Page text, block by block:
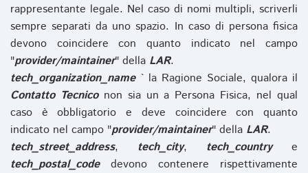
rappresentante legale. Nel caso di nomi multipli, scriverli
sempre separati da uno spazio. In caso di persona fisica
devono coincidere con quanto indicato nel campo
"provider/maintainer" della LAR.
tech_organization_name` la Ragione Sociale, qualora il
Contatto Tecniconon sia un a Persona Fisica, nel qual
caso è obbligatorio e deve coincidere con quanto
indicato nel campo "provider/maintainer" della LAR.
tech_street_address, tech_city, tech_countrye
tech_postal_codedevono contenere rispettivamente